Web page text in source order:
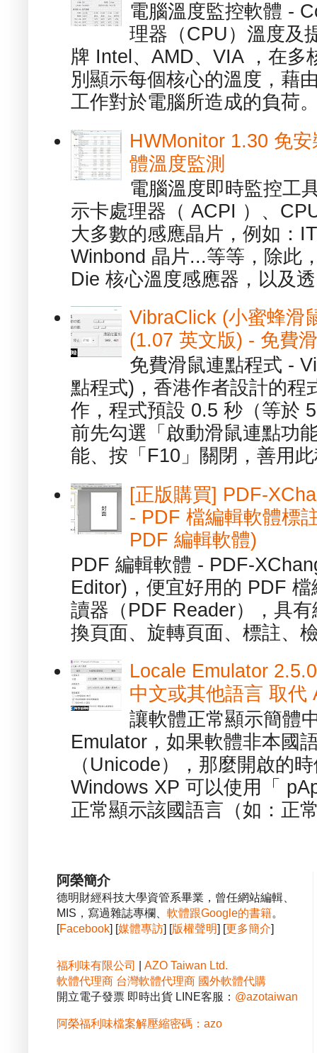
電腦溫度監控軟體 -
理器（CPU）溫度及
牌 Intel、AMD、VIA ，在多
別顯示每個核心的溫度，藉
工作對於電腦所造成的負荷
HWMonitor 1.30 免
體溫度監測
電腦溫度即時監控工
示卡處理器（ ACPI ）、
大多數的感應晶片，例如：
Winbond 晶片...等等，除此
Die 核心溫度感應器，以及
VibraClick (小蜜蜂滑
(1.07 英文版) - 免費
免費滑鼠連點程式 -
點程式)，香港作者設計的程
作，程式預設 0.5 秒（等於
前先勾選「啟動滑鼠連點功
能、按「F10」關閉，善用
[正版購買] PDF-
- PDF 檔編輯軟體標
PDF 編輯軟體)
PDF 編輯軟體 - PDF-
Editor)，便宜好用的 PDF
讀器（PDF Reader），具
換頁面、旋轉頁面、標註、
Locale Emulator
中文或其他語言 取代
讓軟體正常顯示簡體
Emulator，如果軟體非本國
（Unicode），那麼開啟的
Windows XP 可以使用「
正常顯示該國語言（如：正
阿榮簡介
德明財經科技大學資管系畢業，曾任網站編輯、
MIS，寫過雜誌專欄、 軟體跟Google的書籍。
[Facebook] [媒體專訪] [版權聲明] [更多簡介]
福利味有限公司
AZO Taiwan Ltd.
軟體代理商 台灣軟體代理商 國外軟體代購
開立電子發票 即時出貨 LINE客服： @azotaiwan
阿榮福利味檔案解壓縮密碼：azo